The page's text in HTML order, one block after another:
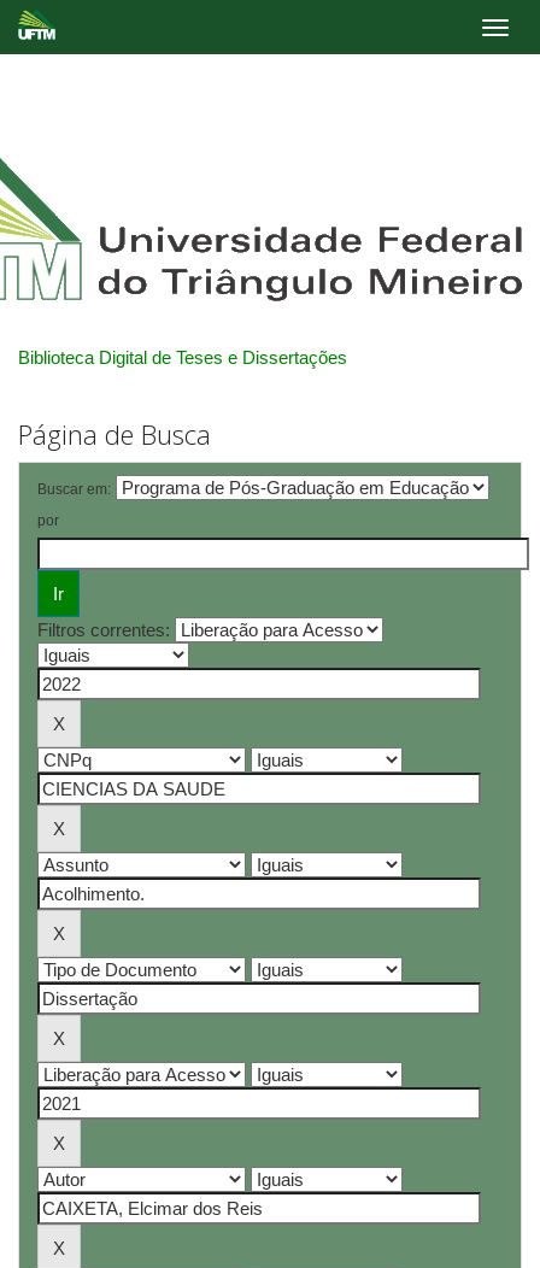
Biblioteca Digital de Teses e Dissertações
Página de Busca
Buscar em:
por
Filtros correntes: